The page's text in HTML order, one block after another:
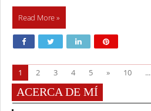
Read More »
1 2 3 4 5 » 10 ...
ACERCA DE MÍ